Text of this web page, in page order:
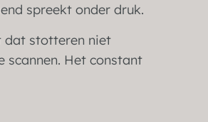
spreekt onder druk.
dat stotteren niet
scannen. Het constant